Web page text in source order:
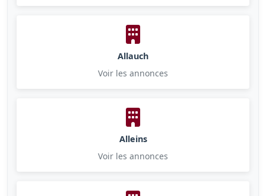
Allauch
Voir les annonces
Alleins
Voir les annonces